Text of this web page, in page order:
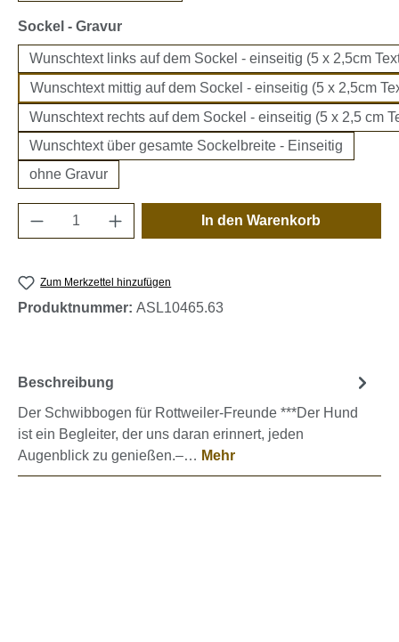
Sockel - Gravurauswählen
Wunschtext links auf dem Sockel - einseitig (5 x 2,5cm
Wunschtext mittig auf dem Sockel - einseitig (5 x 2,5cm
Wunschtext rechts auf dem Sockel - einseitig (5 x 2,5 cm
Wunschtext über gesamte Sockelbreite - Einseitig
ohne Gravur
Produkt Anzahl: Gib den gewünschten
In den Warenkorb
Zum Merkzettel hinzufügen
Produktnummer: ASL10465.63
Beschreibung
Der Schwibbogen für Rottweiler-Freunde ***Der Hund
ist ein Begleiter, der uns daran erinnert, jeden
Augenblick zu genießen.–… Mehr